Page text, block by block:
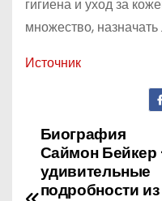
гигиена и уход за
множество,
Источник
НБиография
Саймон
удивительные
подробности из